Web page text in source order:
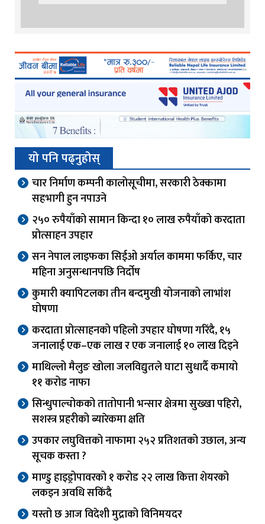
यो पनि पढ्नुहोस्
चार निर्माण कम्पनी कालोसूचीमा, सरकारी ठेक्कामा
सहभागी हुन नपाउने
२५० रुपैयाँको सामान किन्दा १० लाख रुपैयाँको करदाता
प्रोत्साहन उपहार
सन नेपाल लाइफका सिईओ अर्याल काममा फर्किए, चार
महिना अनुसन्धानपछि निर्दोष
कुमारी क्यापिटलका तीन बन्दमुखी योजनाको लाभांश
घोषणा
करदाता प्रोत्साहनको पहिलो उपहार घोषणा गरिंदै, १५
जनालाई एक–एक लाख र एक जनालाई १० लाख दिइने
माथिल्लो मैलुङ खोला जलविद्युतले घाटा सुधार्दै कमायो
११ करोड नाफा
सिन्धुपाल्चोकको तातोपानी भन्सार क्षेत्रमा सुख्खा पहिरो,
सशस्त्र प्रहरीको ब्यारेकमा क्षति
उपकार लघुवित्तको नाफामा २५२ प्रतिशतको उछाल, अन्य
सूचक कस्ता ?
माण्डु हाइड्रोपावरको १ करोड २२ लाख कित्ता शेयरको
लकइन अवधि सकिंदै
यस्तो छ आज विदेशी मुद्राको विनिमयदर